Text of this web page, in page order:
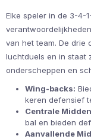
Elke speler in de 3-4-
van het team. De drie
luchtduels en in staat
onderscheppen en
Wing-backs:
keren defensief
Centrale
bal en bieden
Aanvallende